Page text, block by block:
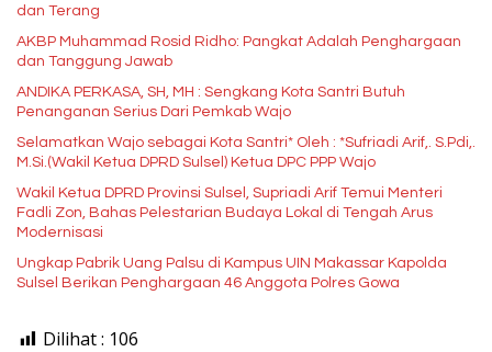
dan Terang
AKBP Muhammad Rosid Ridho: Pangkat Adalah Penghargaan
dan Tanggung Jawab
ANDIKA PERKASA, SH, MH : Sengkang Kota Santri Butuh
Penanganan Serius Dari Pemkab Wajo
Selamatkan Wajo sebagai Kota Santri* Oleh : *Sufriadi Arif,. S.Pdi,.
M.Si.(Wakil Ketua DPRD Sulsel) Ketua DPC PPP Wajo
Wakil Ketua DPRD Provinsi Sulsel, Supriadi Arif Temui Menteri
Fadli Zon, Bahas Pelestarian Budaya Lokal di Tengah Arus
Modernisasi
Ungkap Pabrik Uang Palsu di Kampus UIN Makassar Kapolda
Sulsel Berikan Penghargaan 46 Anggota Polres Gowa
Dilihat : 106